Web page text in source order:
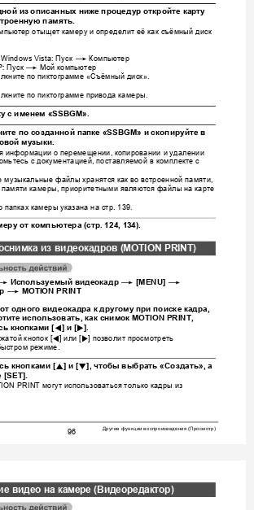
из описанных ниже процедур откройте карту
память.
отыщет камеру и определит её как съёмный диск
Vista: Пуск * Компьютер
Пуск * Мой компьютер
по пиктограмме «Съёмный диск».
по пиктограмме привода камеры.
с именем «SSBGM».
по созданной папке «SSBGM» и скопируйте в
музыки.
информации о перемещении копировании и удалении
с документацией, поставляемой в комплекте с
музыкальные файлы хранятся как во встроенной памяти,
памяти камеры, приоритетными являются файлы на карте
папках камеры указана на стр. 139.
от компьютера (стр. 124, 134).
из видеокадров (MOTION PRINT)
Используемый видеокадр * [MENU] *
* MOTION PRINT
от одного видеокадра к другому при поиске кадра
использовать, как снимок MOTION PRINT,
кнопками 4 и 6 ].
кнопок 4 ] или 6 позволит просмотреть
режиме.
кнопками [ 8 ] и 2 ], чтобы выбрать «Создать», а
[SET].
PRINT могут использоваться только кадры из
Другие функции воспроизведения (Просмотр)
96
видео на камере ( Видеоредактор)